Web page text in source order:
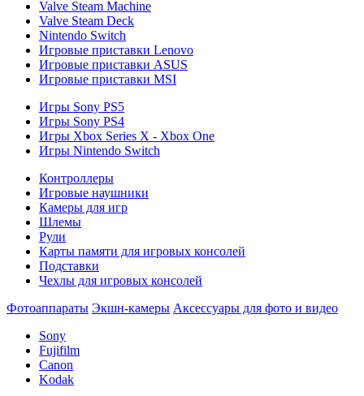
Valve Steam Machine
Valve Steam Deck
Nintendo Switch
Игровые приставки Lenovo
Игровые приставки ASUS
Игровые приставки MSI
Игры Sony PS5
Игры Sony PS4
Игры Xbox Series X - Xbox One
Игры Nintendo Switch
Контроллеры
Игровые наушники
Камеры для игр
Шлемы
Рули
Карты памяти для игровых консолей
Подставки
Чехлы для игровых консолей
Фотоаппараты Экшн-камеры Аксессуары для фото и видео
Sony
Fujifilm
Canon
Kodak